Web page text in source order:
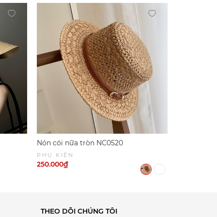
Nón cói nữa tròn NC0520
PHỤ KIỆN
250.000₫
THEO DÕI CHÚNG TÔI